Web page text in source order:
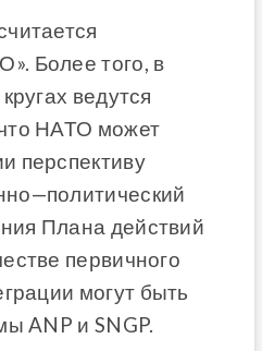
». Более того, в
кругах ведутся
НАТО может
перспективу
—политический
Плана действий
первичного
могут быть
ANP и SNGP.